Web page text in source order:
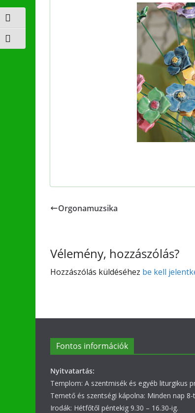
Nagy kontraszt váltása
Betűméret váltása
Orgonamuzsika
Vélemény, hozzászólás?
Hozzászólás küldéséhez be kell
Fontos információk
Nyitvatartás:
Templom: A szentmisék és egyéb liturgikus
Temető és szentségi kápolna: Minden nap
Irodák: Hétfőtől péntekig 9.30 – 16.30-ig.